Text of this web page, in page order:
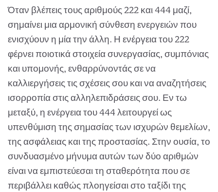
Όταν βλέπεις τους αριθμούς 222 και 444 μαζί,
σημαίνει μια αρμονική σύνθεση ενεργειών που
ενισχύουν η μία την άλλη. Η ενέργεια του 222
φέρνει ποιοτικά στοιχεία συνεργασίας, συμπόνιας
και υπομονής, ενθαρρύνοντάς σε να
καλλιεργήσεις τις σχέσεις σου και να αναζητήσεις
ισορροπία στις αλληλεπιδράσεις σου. Εν τω
μεταξύ, η ενέργεια του 444 λειτουργεί ως
υπενθύμιση της σημασίας των ισχυρών θεμελίων,
της ασφάλειας και της προστασίας. Στην ουσία, το
συνδυασμένο μήνυμα αυτών των δύο αριθμών
είναι να εμπιστεύεσαι τη σταθερότητα που σε
περιβάλλει καθώς πλοηγείσαι στο ταξίδι της